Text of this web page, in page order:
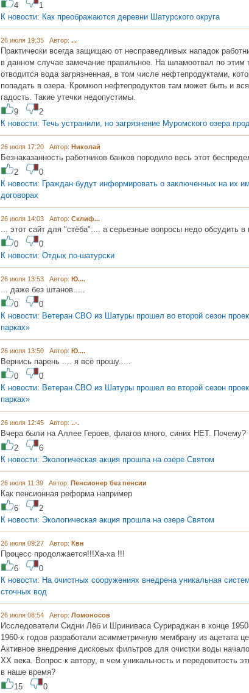
4
1
К новости: Как преображаются деревни Шатурского округа
26 июля 19:35 Автор: ...
Практически всегда защищаю от несправедливых нападок
в данном случае замечание правильное. На шламоотвал по этим
отводится вода загрязненная, в том числе нефтепродуктами,
попадать в озера. Кромкюп нефтепродуктов там может быть и
гадость. Такие утечки недопустимы.
9
2
К новости: Течь устранили, но загрязнение Муромского озера
26 июля 17:20 Автор: Николай
Безнаказанность работников банков породило весь этот
2
0
К новости: Граждан будут информировать о заключенных на их
договорах
26 июля 14:03 Автор: Склиф...
... этот сайт для "стёба".... а серьезные вопросы недо обсудить в
0
0
К новости: Отдых по-шатурски
26 июля 13:53 Автор: Ю....
... даже без штанов.....
0
0
К новости: Ветеран СВО из Шатуры прошел во второй сезон
парках»
26 июля 13:50 Автор: Ю....
Вернись парень .... я всё прошу.....
0
0
К новости: Ветеран СВО из Шатуры прошел во второй сезон
парках»
26 июля 12:45 Автор: ..-.
Вчера были на Аллее Героев, флагов много, синих НЕТ. Почему?
2
6
К новости: Экологическая акция прошла на озере Святом
26 июля 11:39 Автор: Пенсионер без пенсии
Как пенсионная реформа например
6
2
К новости: Экологическая акция прошла на озере Святом
26 июля 09:27 Автор: Квн
Процесс продолжается!!!Ха-ха !!!
6
0
К новости: На очистных сооружениях внедрена уникальная
сточных вод
26 июля 08:54 Автор: Ломоносов
Исследователи Сидни Лёб и Шриниваса Сурираджан в конце
1960-х годов разработали асимметричную мембрану из ацетата
Активное внедрение дисковых фильтров для очистки воды
XX века. Вопрос к автору, в чем уникальность и передовитость
в наше время?
15
0